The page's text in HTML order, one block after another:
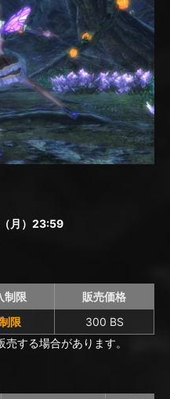
月）23:59
制限
販売価格
限
300 BS
する場合があります。